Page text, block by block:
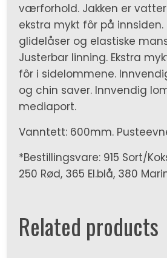
værforhold. Jakken er
ekstra mykt fôr på innsiden.
glidelåser og elastiske
Justerbar linning. Ekstra
fôr i sidelommene.
og chin saver. Innvendig
mediaport.
Vanntett: 600mm.
*Bestillingsvare: 915 Sort/
250 Rød, 365 El.blå, 380
Related products